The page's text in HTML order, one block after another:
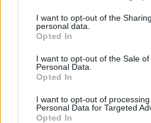
I want to opt-out of the
personal data.
Opted In
I want to opt-out of the Sale of
Personal Data.
Opted In
I want to opt-out of
Personal Data for Targeted
Opted In